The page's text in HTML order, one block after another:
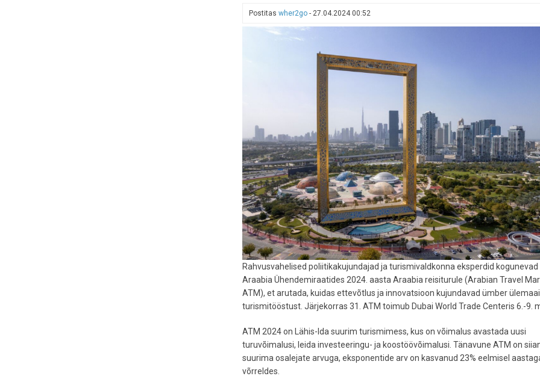
GPS-
i
segamise
Postitas wher2go - 27.04.2024 00:52
Rahvusvahelised poliitikakujundajad ja turismivaldkonna eksperdid kogunevad
Araabia Ühendemiraatides 2024. aasta Araabia reisiturule (Arabian Travel
ATM), et arutada, kuidas ettevõtlus ja innovatsioon kujundavad ümber
turismitööstust. Järjekorras 31. ATM toimub Dubai World Trade Centeris 6.-9.
ATM 2024 on Lähis-Ida suurim turismimess, kus on võimalus avastada uusi
turuvõimalusi, leida investeeringu- ja koostöövõimalusi. Tänavune ATM on
suurima osalejate arvuga, eksponentide arv on kasvanud 23% eelmisel
võrreldes.